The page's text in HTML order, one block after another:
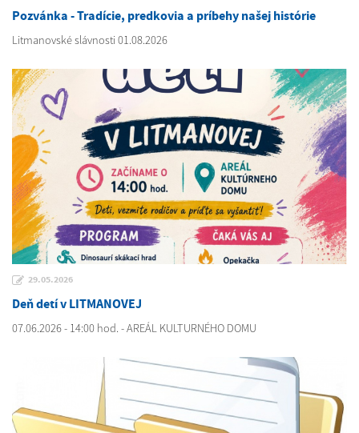
Pozvánka - Tradície, predkovia a príbehy našej histórie
Litmanovské slávnosti 01.08.2026
29.05.2026
Deň detí v LITMANOVEJ
07.06.2026 - 14:00 hod. - AREÁL KULTURNÉHO DOMU